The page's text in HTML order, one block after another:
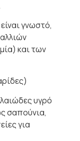
γνωστό,
και των
υγρό
σαπούνια,
για